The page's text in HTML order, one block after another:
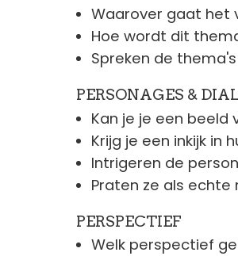
Waarover gaat het
Hoe wordt dit
Spreken de
PERSONAGES &
Kan je je een beeld
Krijg je een inkijk in
Intrigeren de
Praten ze als echte
PERSPECTIEF
Welk perspectief